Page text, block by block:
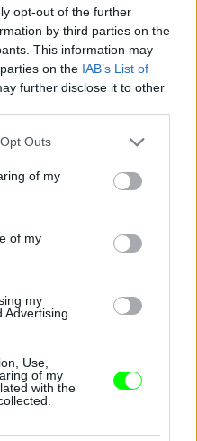
opt-out of the further
by third parties on the
This information may
on the IAB’s List of
further disclose it to other
uses one or more Google
You may click to
and its third-party tags to
purposes in below Google
Outs
of my
of my
my
Use,
of my
with the
meglepően sokat
/ Northfoto